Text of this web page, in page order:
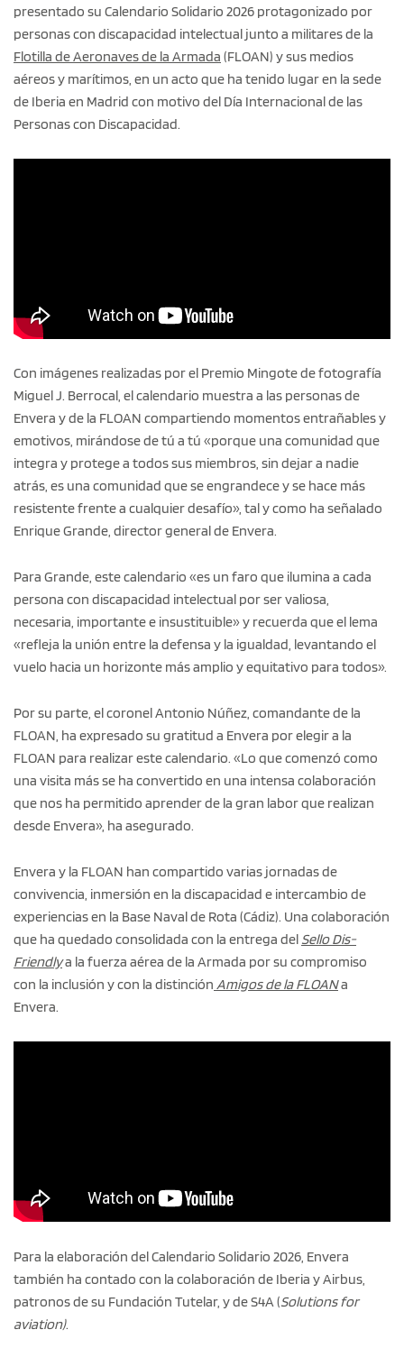
presentado su Calendario Solidario 2026 protagonizado por
personas con discapacidad intelectual junto a militares de la
Flotilla de Aeronaves de la Armada (FLOAN) y sus medios
aéreos y marítimos, en un acto que ha tenido lugar en la sede
de Iberia en Madrid con motivo del Día Internacional de las
Personas con Discapacidad.
Con imágenes realizadas por el Premio Mingote de fotografía
Miguel J. Berrocal, el calendario muestra a las personas de
Envera y de la FLOAN compartiendo momentos entrañables y
emotivos, mirándose de tú a tú «porque una comunidad que
integra y protege a todos sus miembros, sin dejar a nadie
atrás, es una comunidad que se engrandece y se hace más
resistente frente a cualquier desafío», tal y como ha señalado
Enrique Grande, director general de Envera.
Para Grande, este calendario «es un faro que ilumina a cada
persona con discapacidad intelectual por ser valiosa,
necesaria, importante e insustituible» y recuerda que el lema
«refleja la unión entre la defensa y la igualdad, levantando el
vuelo hacia un horizonte más amplio y equitativo para todos».
Por su parte, el coronel Antonio Núñez, comandante de la
FLOAN, ha expresado su gratitud a Envera por elegir a la
FLOAN para realizar este calendario. «Lo que comenzó como
una visita más se ha convertido en una intensa colaboración
que nos ha permitido aprender de la gran labor que realizan
desde Envera», ha asegurado.
Envera y la FLOAN han compartido varias jornadas de
convivencia, inmersión en la discapacidad e intercambio de
experiencias en la Base Naval de Rota (Cádiz). Una colaboración
que ha quedado consolidada con la entrega del Sello Dis-
Friendlya la fuerza aérea de la Armada por su compromiso
con la inclusión y con la distinción Amigos de la FLOANa
Envera.
Para la elaboración del Calendario Solidario 2026, Envera
también ha contado con la colaboración de Iberia y Airbus,
patronos de su Fundación Tutelar, y de S4A (Solutions for
aviation).